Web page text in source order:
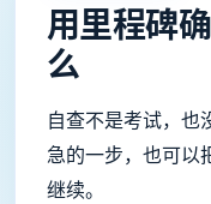
用里程碑
么
自查不是考试，也
急的一步，也可以
继续。